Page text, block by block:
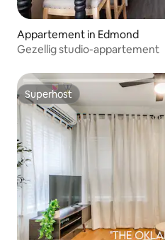
Appartement in Edmond
Gezellig studio-appartement
Superhost
Superhost